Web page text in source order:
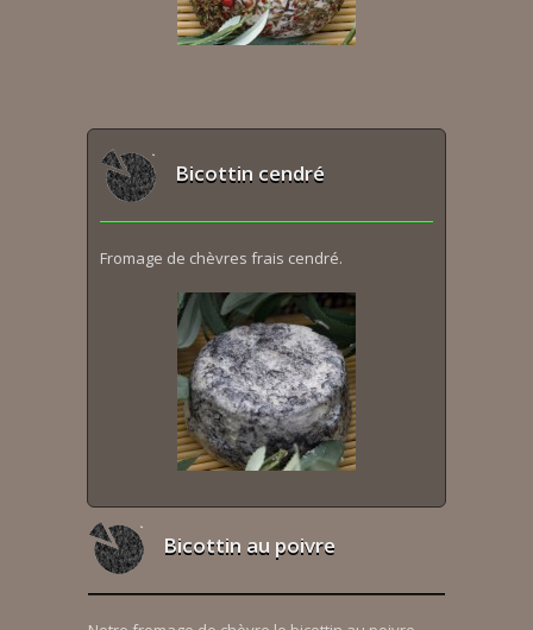
Bicottin cendré
Fromage de chèvres frais cendré.
Bicottin au poivre